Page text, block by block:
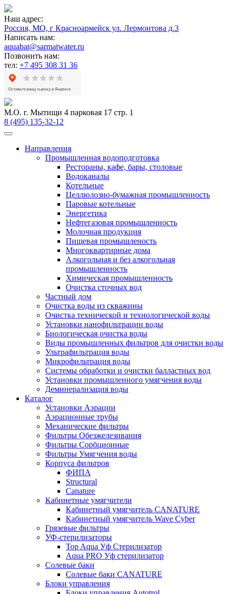
Наш адрес:
Россия, МО, г Красноармейск ул. Лермонтова д.3
Написать нам:
aquabat@sarmatwater.ru
Позвонить нам:
тел: +7 495 308 31 36
М.О. г. Мытищи 4 парковая 17 стр. 1
8 (495) 135-32-12
Направления
Промышленная водоподготовка
Рестораны, кафе, бары, столовые
Водоканалы
Котельные
Целлюлозно-бумажная промышленность
Паровые котельные
Энергетика
Нефтегазовая промышленность
Молочная продукция
Пищевая промышленость
Многоквартирные дома
Алкогольная и без алкогольная
промышленность
Химическая промышленность
Очистка сточных вод
Частный дом
Очистка воды из скважины
Очистка технической и технологической воды
Установки нанофильтрации воды
Биологическая очистка воды
Виды промышленных фильтров для очистки воды
Ультрафильтрация воды
Микрофильтрация воды
Системы обработки и очистки балластных вод
Установки промышленного умягчения воды
Деминерализация воды
Каталог
Установки Аэрации
Аэрационные трубы
Механические фильтры
Фильтры Обезжелезивания
Фильтры Сорбционные
Фильтры Умягчения воды
Корпуса фильтров
ФИПА
Structural
Canature
Кабинетные умягчители
Кабинетный умягчитель CANATURE
Кабинетный умягчитель Wave Cyber
Грязевые фильтры
УФ-стерилизаторы
Top Aqua Уф Стерилизатор
Aqua PRO Уф стерилизатор
Солевые баки
Солевые баки CANATURE
Блоки управления